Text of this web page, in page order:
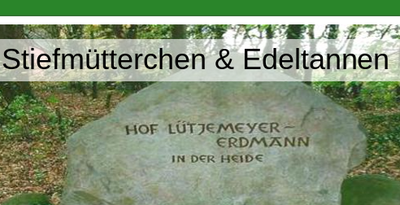
Stiefmütterchen & Edeltannen